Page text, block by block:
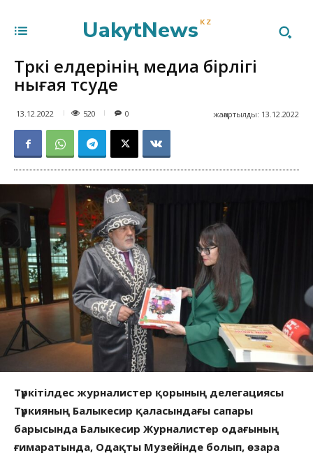
UakytNews KZ
Түркі елдерінің медиа бірлігі
нығая түсуде
13.12.2022 520 жаңартылды: 13.12.2022
0
Түркітілдес журналистер қорының делегациясы
Түркияның Балыкесир қаласындағы сапары
барысында Балыкесир Журналистер одағының
ғимаратында, Одақты Музейінде болып, өзара